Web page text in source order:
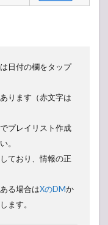
日付の欄をタップ
ります（赤文字は
プレイリスト作成
。
ており、情報の正
る場合はXのDMか
ます。